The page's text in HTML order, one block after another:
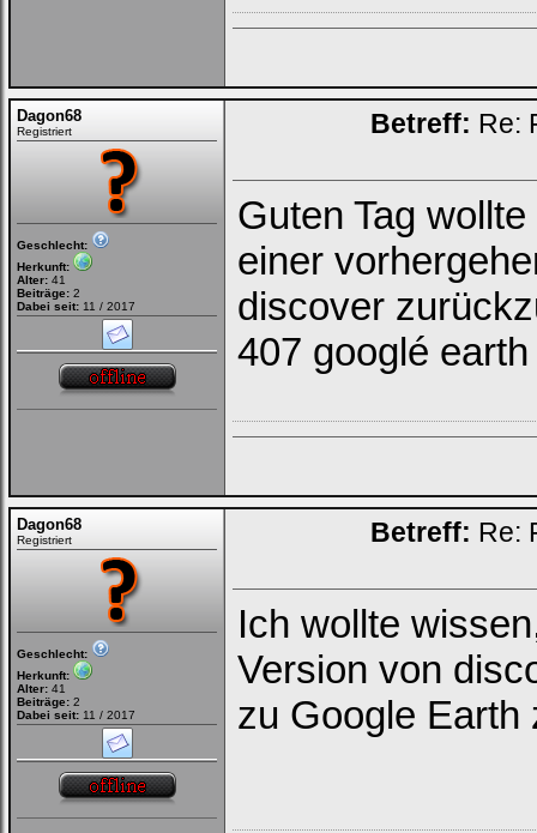
Dagon68
Registriert
Geschlecht:
Herkunft:
Alter: 41
Beiträge: 2
Dabei seit: 11 / 2017
Betreff: Re:
Guten Tag
einer
discover
407 googlé
Dagon68
Registriert
Geschlecht:
Herkunft:
Alter: 41
Beiträge: 2
Dabei seit: 11 / 2017
Betreff: Re:
Ich wollte
Version von
zu Google Earth